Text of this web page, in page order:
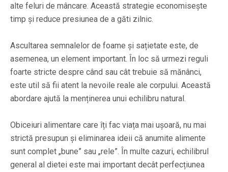
alte feluri de mâncare. Această strategie economisește
timp și reduce presiunea de a găti zilnic.
Ascultarea semnalelor de foame și sațietate este, de
asemenea, un element important. În loc să urmezi reguli
foarte stricte despre când sau cât trebuie să mănânci,
este util să fii atent la nevoile reale ale corpului. Această
abordare ajută la menținerea unui echilibru natural.
Obiceiuri alimentare care îți fac viața mai ușoară, nu mai
strictă presupun și eliminarea ideii că anumite alimente
sunt complet „bune” sau „rele”. În multe cazuri, echilibrul
general al dietei este mai important decât perfecțiunea